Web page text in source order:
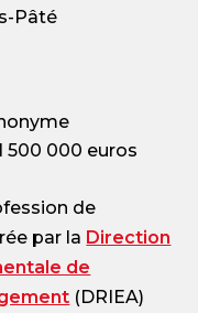
Pâté
500 000 euros
de
par la Direction
de
(DRIEA)